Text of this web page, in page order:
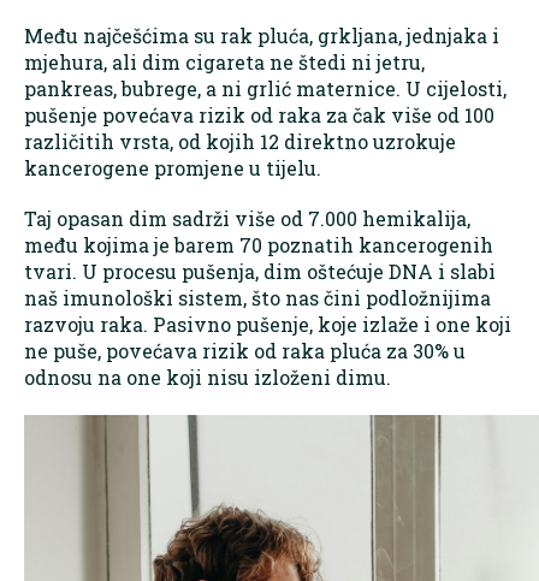
Među najčešćima su rak pluća, grkljana, jednjaka i
mjehura, ali dim cigareta ne štedi ni jetru,
pankreas, bubrege, a ni grlić maternice. U cijelosti,
pušenje povećava rizik od raka za čak više od 100
različitih vrsta, od kojih 12 direktno uzrokuje
kancerogene promjene u tijelu.
Taj opasan dim sadrži više od 7.000 hemikalija,
među kojima je barem 70 poznatih kancerogenih
tvari. U procesu pušenja, dim oštećuje DNA i slabi
naš imunološki sistem, što nas čini podložnijima
razvoju raka. Pasivno pušenje, koje izlaže i one koji
ne puše, povećava rizik od raka pluća za 30% u
odnosu na one koji nisu izloženi dimu.